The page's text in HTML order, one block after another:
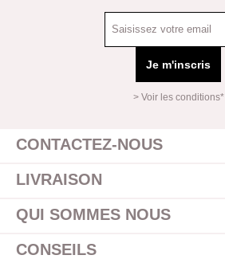
Je m'inscris
> Voir les conditions*
CONTACTEZ-NOUS
LIVRAISON
QUI SOMMES NOUS
CONSEILS